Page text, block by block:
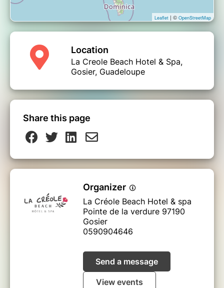
Leaflet | © OpenStreetMap
Location
La Creole Beach Hotel & Spa,
Gosier, Guadeloupe
Share this page
Organizer
La Créole Beach Hotel & spa
Pointe de la verdure 97190
Gosier
0590904646
Send a message
View events